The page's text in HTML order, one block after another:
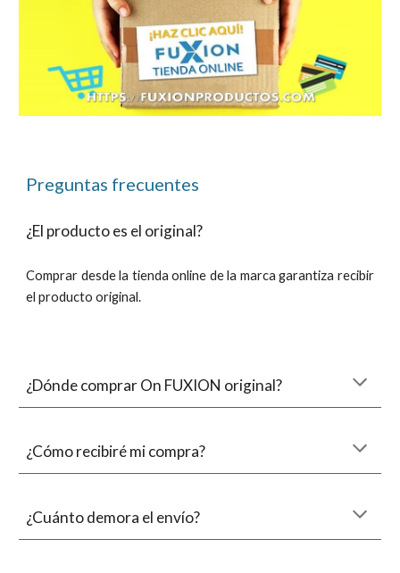
Preguntas frecuentes
¿El producto es el original?
Comprar desde la tienda online de la marca garantiza recibir
el producto original.
¿Dónde comprarOn FUXION original?
¿Cómo recibiré mi compra?
¿Cuánto demora el envío?